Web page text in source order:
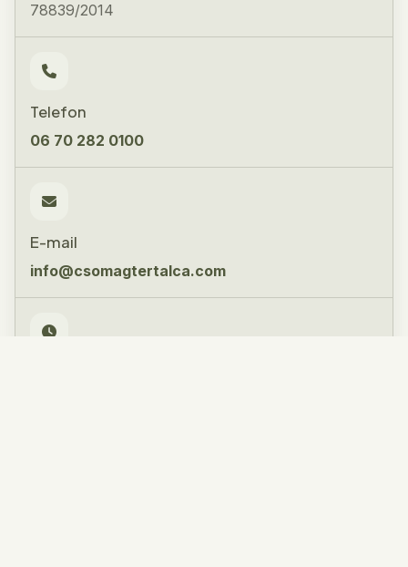
78839/2014
Telefon
06 70 282 0100
E-mail
info@csomagtertalca.com